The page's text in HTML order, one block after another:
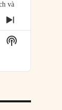
và
NEXT
EPISODE
Show
Podcast